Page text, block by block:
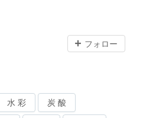
フォロー
水 彩 炭 酸